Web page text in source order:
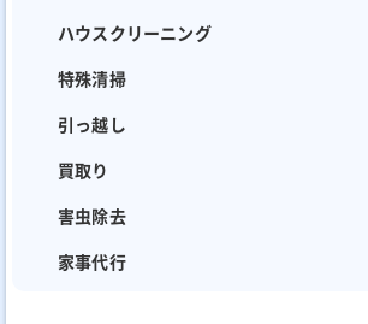
ハウスクリーニング
特殊清掃
引っ越し
買取り
害虫除去
家事代行